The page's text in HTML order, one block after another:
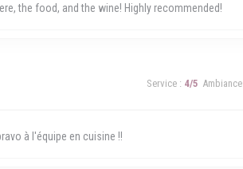
the food, and the wine! Highly recommended!
Service : 4/5 Ambiance
à l'équipe en cuisine !!